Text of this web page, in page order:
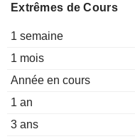
Extrêmes de Cours
1 semaine
1 mois
Année en cours
1 an
3 ans